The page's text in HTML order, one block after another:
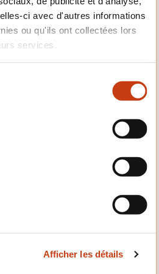
ci avec d'autres informations
ou qu'ils ont collectées lors
services.
Afficher les détails